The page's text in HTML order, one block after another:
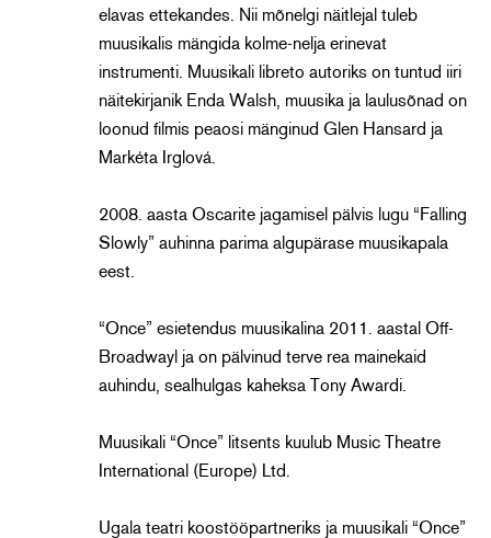
elavas ettekandes. Nii mõnelgi näitlejal tuleb
muusikalis mängida kolme-nelja erinevat
instrumenti. Muusikali libreto autoriks on tuntud iiri
näitekirjanik Enda Walsh, muusika ja laulusõnad on
loonud filmis peaosi mänginud Glen Hansard ja
Markéta Irglová.
2008. aasta Oscarite jagamisel pälvis lugu “Falling
Slowly” auhinna parima algupärase muusikapala
eest.
“Once” esietendus muusikalina 2011. aastal Off-
Broadwayl ja on pälvinud terve rea mainekaid
auhindu, sealhulgas kaheksa Tony Awardi.
Muusikali “Once” litsents kuulub Music Theatre
International (Europe) Ltd.
Ugala teatri koostööpartneriks ja muusikali “Once”